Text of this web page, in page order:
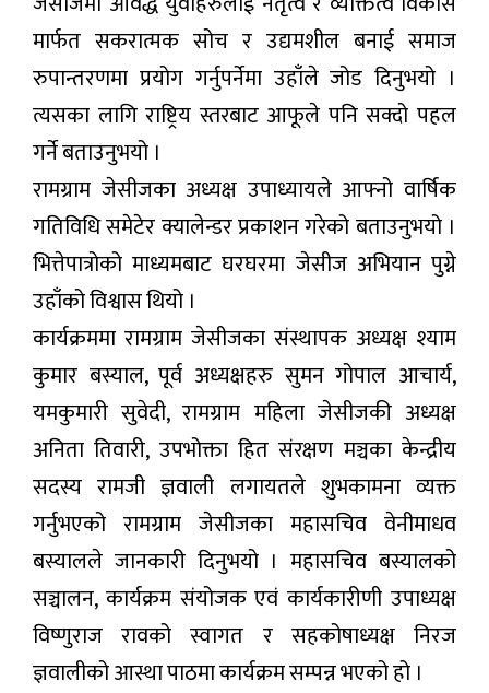
मार्फत सकरात्मक सोच र उद्यमशील बनाई समाज
रुपान्तरणमा प्रयोग गर्नुपर्नेमा उहाँले जोड दिनुभयो ।
त्यसका लागि राष्ट्रिय स्तरबाट आफूले पनि सक्दो पहल
गर्ने बताउनुभयो ।
रामग्राम जेसीजका अध्यक्ष उपाध्यायले आफ्नो वार्षिक
गतिविधि समेटेर क्यालेन्डर प्रकाशन गरेको बताउनुभयो ।
भित्तेपात्रोको माध्यमबाट घरघरमा जेसीज अभियान पुग्ने
उहाँको विश्वास थियो ।
कार्यक्रममा रामग्राम जेसीजका संस्थापक अध्यक्ष श्याम
कुमार बस्याल, पूर्व अध्यक्षहरु सुमन गोपाल आचार्य,
यमकुमारी सुवेदी, रामग्राम महिला जेसीजकी अध्यक्ष
अनिता तिवारी, उपभोक्ता हित संरक्षण मञ्चका केन्द्रीय
सदस्य रामजी ज्ञवाली लगायतले शुभकामना व्यक्त
गर्नुभएको रामग्राम जेसीजका महासचिव वेनीमाधव
बस्यालले जानकारी दिनुभयो । महासचिव बस्यालको
सञ्चालन, कार्यक्रम संयोजक एवं कार्यकारीणी उपाध्यक्ष
विष्णुराज रावको स्वागत र सहकोषाध्यक्ष निरज
ज्ञवालीको आस्था पाठमा कार्यक्रम सम्पन्न भएको हो ।